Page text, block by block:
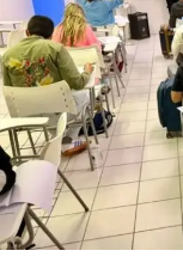
A inauguração
e demonstra a
econômico da
investimentos do